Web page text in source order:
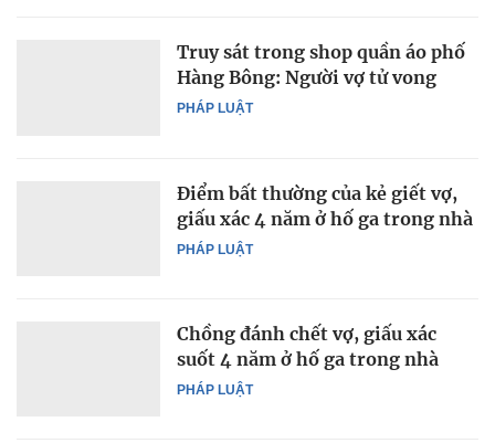
PHÁP LUẬT
Truy sát trong shop quần áo phố
Hàng Bông: Người vợ tử vong
PHÁP LUẬT
Điểm bất thường của kẻ giết vợ,
giấu xác 4 năm ở hố ga trong nhà
PHÁP LUẬT
Chồng đánh chết vợ, giấu xác
suốt 4 năm ở hố ga trong nhà